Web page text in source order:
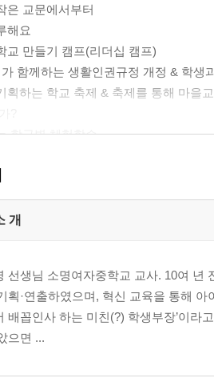
은 교문에서부터
해요
교 만들기 캠프(리더십 캠프)
함께하는 생활인권규정 개정 & 학생
획하는 학교 축제 & 축제를 통해 마을
학급별 체험학습
만날 수 있을까?
권을 말하다(백원석)
왔네
나자
부에서 벗어나다
학생부
개
선생님 소명여자중학교 교사. 10여 년
획·연출하였으며, 혁신 교육을 통해
배꼽인사 하는 미친(?) 학생부장’이라
으면 ...